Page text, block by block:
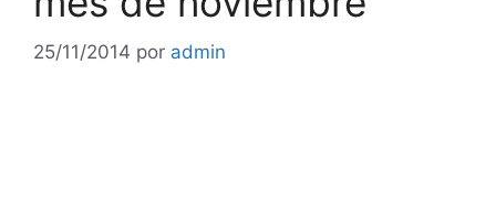
25/11/2014 por admin